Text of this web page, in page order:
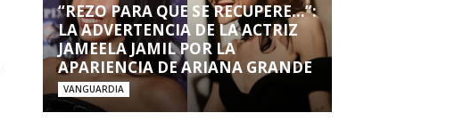
“REZO PARA QUE SE RECUPERE…”:
LA ADVERTENCIA DE LA ACTRIZ
JAMEELA JAMIL POR LA
APARIENCIA DE ARIANA GRANDE
VANGUARDIA